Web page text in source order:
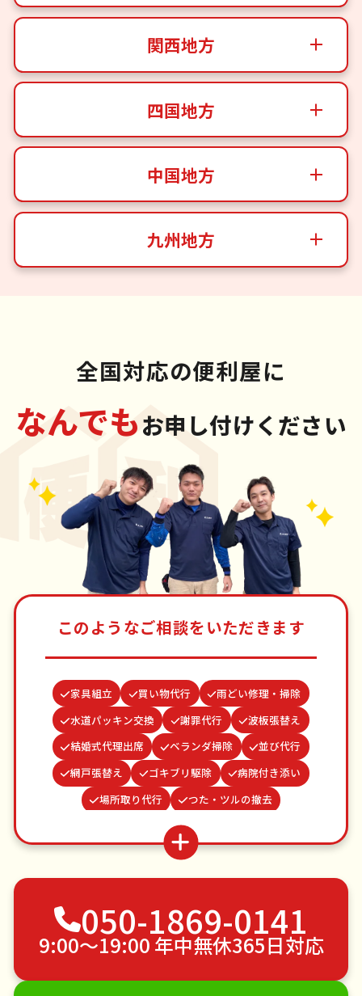
関西地方
四国地方
中国地方
九州地方
全国対応の便利屋に
なんでもお申し付けください
このようなご相談をいただきます
家具組立 買い物代行
雨どい修理・掃除
水道パッキン交換
謝罪代行
波板張替え
結婚式代理出席
ベランダ掃除
並び代行
網戸張替え
ゴキブリ駆除
病院付き添い
場所取り代行
つた・ツルの撤去
クモの駆除
お墓参り代行
お庭の水やり
遺品整理・生前整理
物置解体
不用品回収
ゴミ屋敷片付け
植木の剪定
植木の伐採
手すり取り付け
ペットのお世話
エアコンクリーニング
DIY・日曜大工
ハウスクリーニング
050-1869-0141
9:00〜19:00 年中無休365日対応